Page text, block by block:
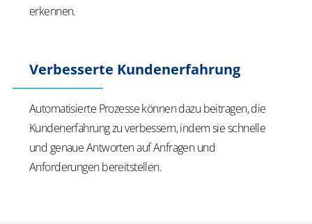
erkennen.
Verbesserte Kundenerfahrung
Automatisierte Prozesse können dazu beitragen, die
Kundenerfahrung zu verbessern, indem sie schnelle
und genaue Antworten auf Anfragen und
Anforderungen bereitstellen.